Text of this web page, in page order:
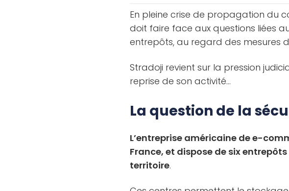
En pleine crise de propagation du
doit faire face aux questions liées
entrepôts, au regard des mesures
Stradoji revient sur la pression
reprise de son activité…
La question de la
L’entreprise américaine de e-
France, et dispose de six
territoire.